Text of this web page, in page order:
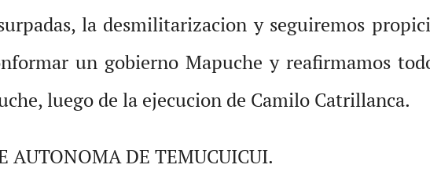
la desmilitarizacion y seguiremos
un gobierno Mapuche y reafirmamos
luego de la ejecucion de Camilo Catrillanca.
AUTONOMA DE TEMUCUICUI.